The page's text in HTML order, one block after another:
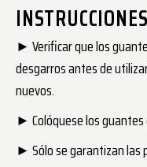
► Verificar que los
desgarros antes de
nuevos.
► Colóquese los guantes
► Sólo se garantizan las